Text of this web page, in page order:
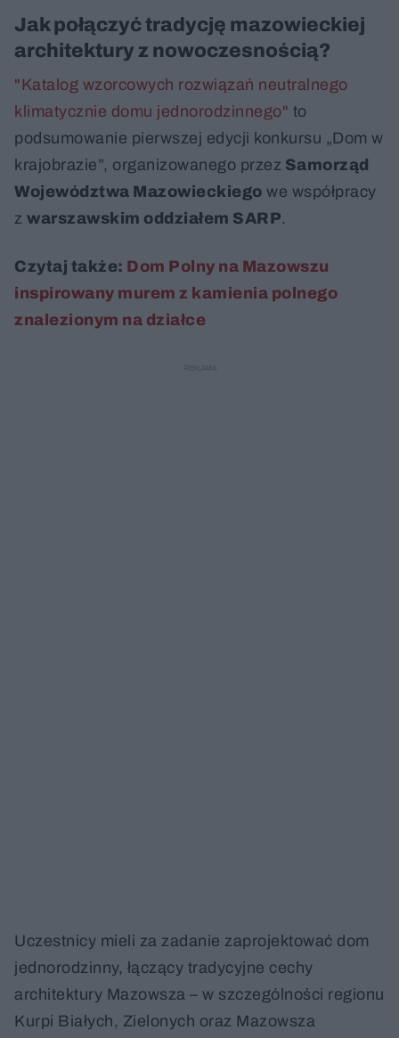
Jak połączyć tradycję mazowieckiej
architektury z nowoczesnością?
"Katalog wzorcowych rozwiązań neutralnego
klimatycznie domu jednorodzinnego" to
podsumowanie pierwszej edycji konkursu „Dom w
krajobrazie”, organizowanego przez Samorząd
Województwa Mazowieckiego we współpracy
z warszawskim oddziałem SARP.
Czytaj także: Dom Polny na Mazowszu
inspirowany murem z kamienia polnego
znalezionym na działce
Uczestnicy mieli za zadanie zaprojektować dom
jednorodzinny, łączący tradycyjne cechy
architektury Mazowsza – w szczególności regionu
Kurpi Białych, Zielonych oraz Mazowsza